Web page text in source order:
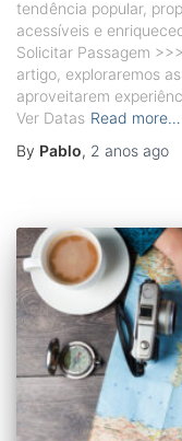
tendência popular,
acessíveis e
Solicitar Passagem
artigo, exploraremos
aproveitarem
Ver Datas Read more…
By Pablo, 2 anos ago